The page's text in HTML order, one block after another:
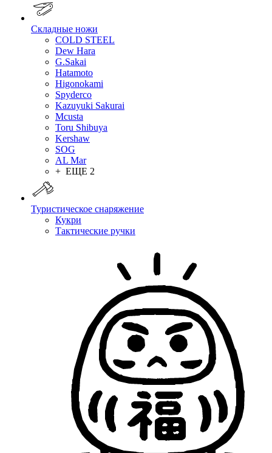
Складные ножи
COLD STEEL
Dew Hara
G.Sakai
Hatamoto
Higonokami
Spyderco
Kazuyuki Sakurai
Mcusta
Toru Shibuya
Kershaw
SOG
AL Mar
+ ЕЩЕ 2
Туристическое снаряжение
Кукри
Тактические ручки